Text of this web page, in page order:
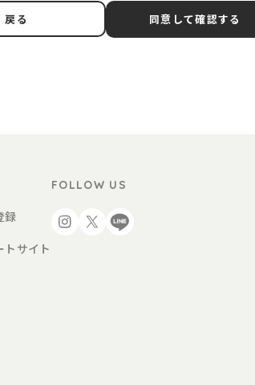
、変更後の本規約の内容および変更の効力発生日を利
ご利用ガイドなどに従い、本サービスを利用するものと
ビスを利用するものとします。
うものとします。
、利用登録の申請を承認しないことがあり、その理由
同意して確認する
戻る
録
トサイト
FOLLOW US